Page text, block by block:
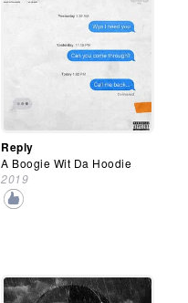
Reply
A Boogie Wit Da Hoodie
2019